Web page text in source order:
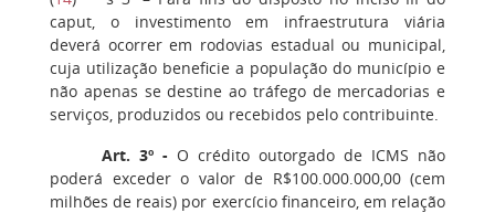
caput, o investimento em infraestrutura viária
deverá ocorrer em rodovias estadual ou municipal,
cuja utilização beneficie a população do município e
não apenas se destine ao tráfego de mercadorias e
serviços, produzidos ou recebidos pelo contribuinte.
Art. 3º - O crédito outorgado de ICMS não
poderá exceder o valor de R$100.000.000,00 (cem
milhões de reais) por exercício financeiro, em relação